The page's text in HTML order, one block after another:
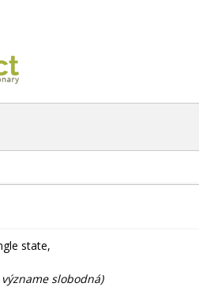
state,
slobodná)